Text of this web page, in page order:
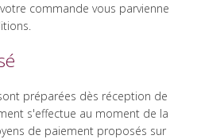
commande vous parvienne
préparées dès réception de
s'effectue au moment de la
de paiement proposés sur